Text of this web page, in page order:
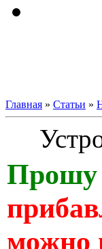
Главная » Статьи »
Прошу
можно